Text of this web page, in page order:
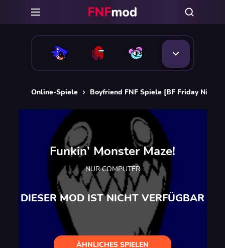
Online-Spiele Boyfriend FNF Spiele [BF Friday Night
Funkin’ Monster Maze!
NUR COMPUTER
DIESER MOD IST NICHT VERFÜGBAR
ÄHNLICHES SPIELEN